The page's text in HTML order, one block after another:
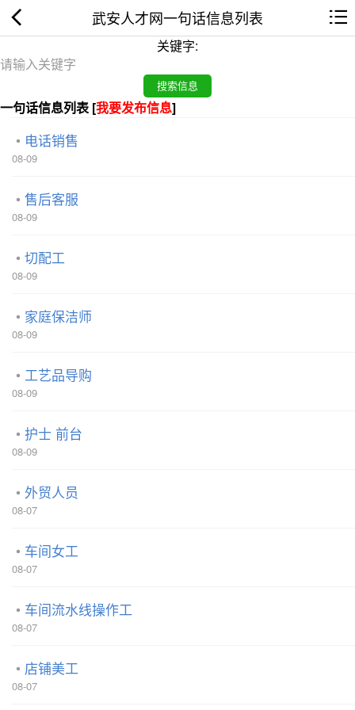
武安人才网一句话信息列表
关键字:
一句话信息列表 [我要发布信息]
电话销售
08-09
售后客服
08-09
切配工
08-09
家庭保洁师
08-09
工艺品导购
08-09
护士 前台
08-09
外贸人员
08-07
车间女工
08-07
车间流水线操作工
08-07
店铺美工
08-07